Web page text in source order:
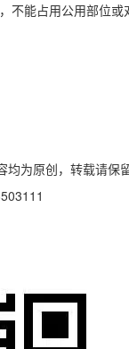
不能占用公用部位
均为原创，转载请保